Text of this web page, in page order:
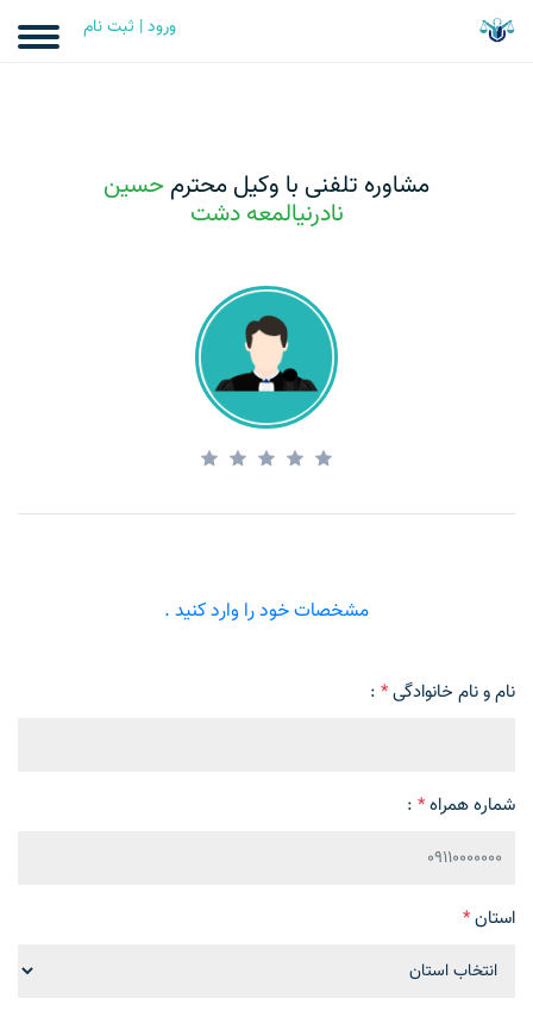
ورود | ثبت نام
مشاوره تلفنی با وکیل محترمحسین
نادرنیالمعه دشت
مشخصات خود را وارد کنید .
نام و نام خانوادگی*
:
شماره همراه*
:
استان*